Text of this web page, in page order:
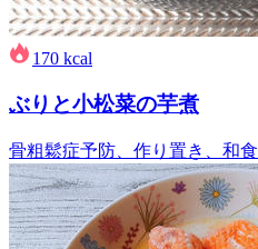
170 kcal
ぶりと小松菜の芋煮
骨粗鬆症予防、作り置き、和食